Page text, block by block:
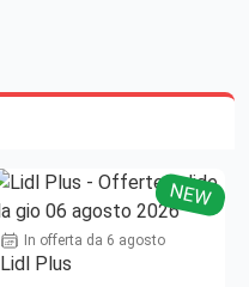
NEW
In offerta da 6 agosto
Lidl Plus